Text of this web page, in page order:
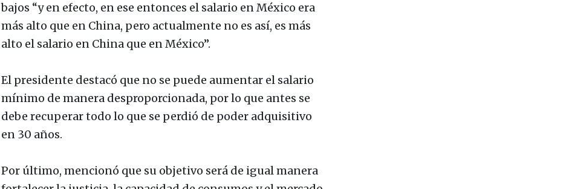
bajos “y en efecto, en ese entonces el salario en México era
más alto que en China, pero actualmente no es así, es más
alto el salario en China que en México”.
El presidente destacó que no se puede aumentar el salario
mínimo de manera desproporcionada, por lo que antes se
debe recuperar todo lo que se perdió de poder adquisitivo
en 30 años.
Por último, mencionó que su objetivo será de igual manera